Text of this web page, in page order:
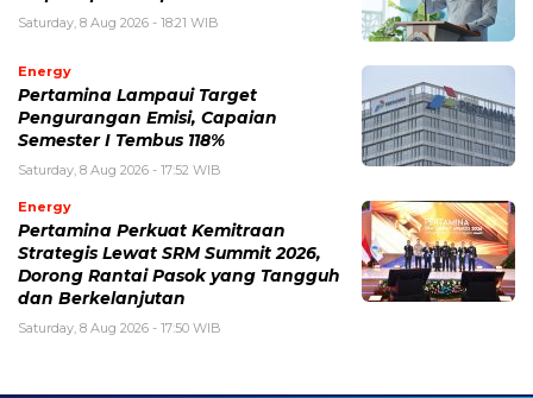
Saturday, 8 Aug 2026 - 18:21 WIB
Energy
Pertamina Lampaui Target
Pengurangan Emisi, Capaian
Semester I Tembus 118%
Saturday, 8 Aug 2026 - 17:52 WIB
Energy
Pertamina Perkuat Kemitraan
Strategis Lewat SRM Summit 2026,
Dorong Rantai Pasok yang Tangguh
dan Berkelanjutan
Saturday, 8 Aug 2026 - 17:50 WIB